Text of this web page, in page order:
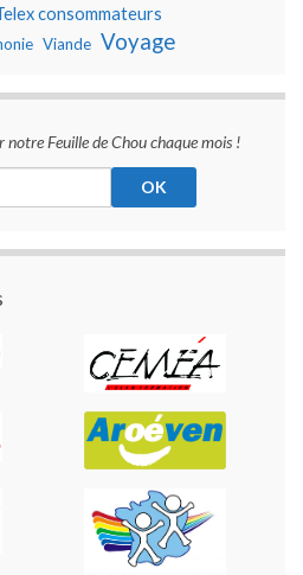
consommateurs
Viande Voyage
Feuille de Chou chaque mois !